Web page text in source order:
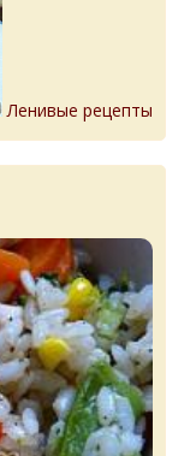
Ленивые рецепты